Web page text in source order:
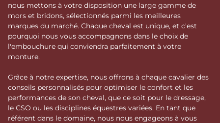
nous mettons à votre disposition une large gamme de
mors et bridons, sélectionnés parmi les meilleures
marques du marché. Chaque cheval est unique, et c'est
pourquoi nous vous accompagnons dans le choix de
l'embouchure qui conviendra parfaitement à votre
monture.
Grâce à notre expertise, nous offrons à chaque cavalier des
conseils personnalisés pour optimiser le confort et les
performances de son cheval, que ce soit pour le dressage,
le CSO ou les disciplines équestres variées. En tant que
référent dans le domaine, nous nous engageons à vous